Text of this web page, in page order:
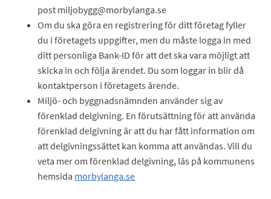
post miljobygg@morbylanga.se
Om du ska göra en registrering för ditt företag fyller
du i företagets uppgifter, men du måste logga in med
ditt personliga Bank-ID för att det ska vara möjligt att
skicka in och följa ärendet. Du som loggar in blir då
kontaktperson i företagets ärende.
Miljö- och byggnadsnämnden använder sig av
förenklad delgivning. En förutsättning för att använda
förenklad delgivning är att du har fått information om
att delgivningssättet kan komma att användas. Vill du
veta mer om förenklad delgivning, läs på kommunens
hemsida morbylanga.se